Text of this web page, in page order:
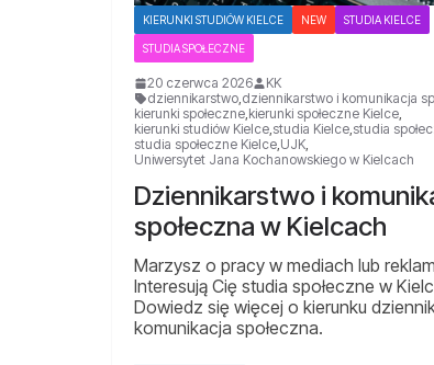
KIERUNKI STUDIÓW KIELCE NEW STUDIA KIELCE
STUDIA SPOŁECZNE
20 czerwca 2026
KK
dziennikarstwo dziennikarstwo i komunikacja
kierunki społeczne kierunki społeczne Kielce
kierunki studiów Kielce studia Kielce studia
studia społeczne Kielce UJK
Uniwersytet Jana Kochanowskiego w Kielcach
Dziennikarstwo i
społeczna w Kielcach
Marzysz o pracy w mediach lub
Interesują Cię studia społeczne w
Dowiedz się więcej o kierunku
komunikacja społeczna.